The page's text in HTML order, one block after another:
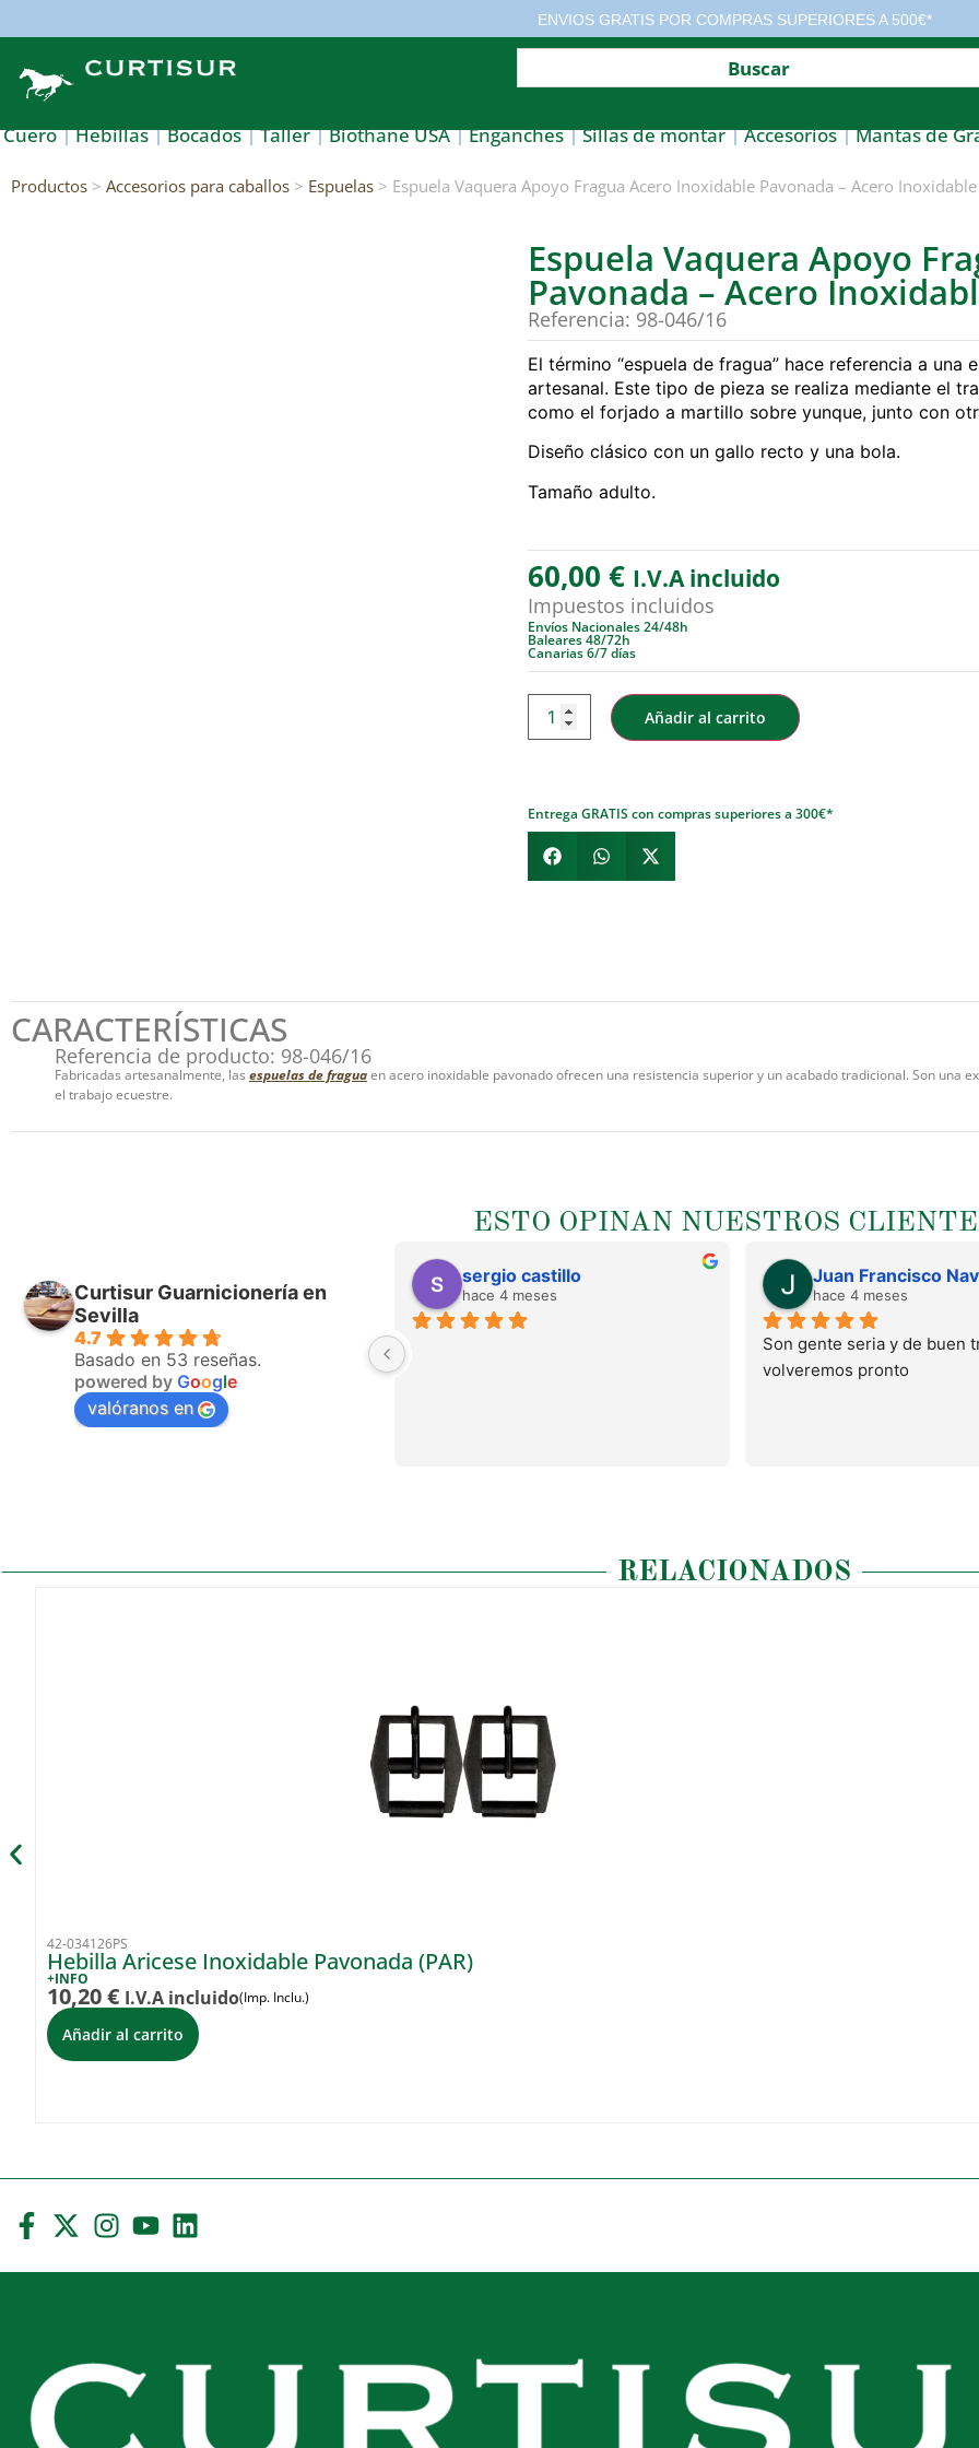
ENVIOS GRATIS POR COMPRAS SUPERIORES A 500€*
Cuero Hebillas Bocados Taller Biothane USA Enganches Sillas de montar Accesorios Mantas de
Productos > Accesorios para caballos > Espuelas > Espuela Vaquera Apoyo Fragua Acero Inoxidable Pavonada – Acero
Espuela Vaquera Apoyo
Pavonada – Acero
Referencia: 98-046/16
El término “espuela de fragua” hace referencia a
artesanal. Este tipo de pieza se realiza mediante el
como el forjado a martillo sobre yunque, junto con
Diseño clásico con un gallo recto y una bola.
Tamaño adulto.
60,00€ I.V.A incluido
Impuestos incluidos
Envíos Nacionales 24/48h
Baleares 48/72h
Canarias 6/7 días
Añadir al carrito
Entrega GRATIS con compras superiores a 300€*
CARACTERÍSTICAS
Referencia de producto: 98-046/16
Fabricadas artesanalmente, las espuelas de fraguaen acero inoxidable pavonado ofrecen una resistencia superior y un acabado tradicional. Son una
el trabajo ecuestre.
ESTO OPINAN NUESTROS
Curtisur Guarnicionería en
Sevilla
4.7
Basado en 53 reseñas.
powered by Google
valóranos en
sergio castillo
hace 4 meses hace 4 meses
Son gente seria y de buen
volveremos pronto
RELACIONADOS
42-034126PS
Hebilla Aricese Inoxidable Pavonada (PAR)
+INFO
10,20€ I.V.A incluido(Imp. Inclu.)
Añadir al carrito